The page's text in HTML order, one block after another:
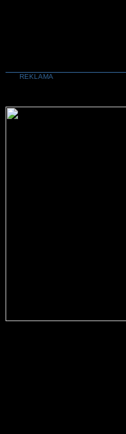
REKLAMA